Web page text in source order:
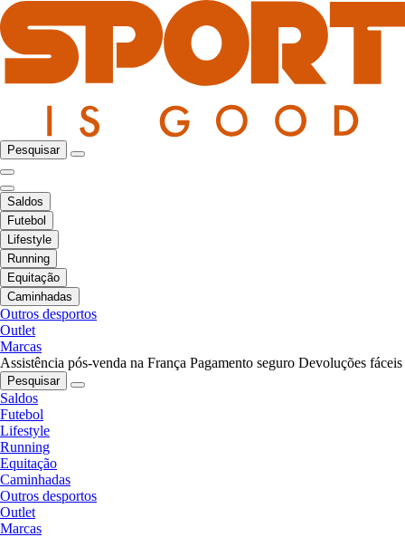
Pesquisar
Saldos
Futebol
Lifestyle
Running
Equitação
Caminhadas
Outros desportos
Outlet
Marcas
Assistência pós-venda na França Pagamento seguro Devoluções fáceis
Pesquisar
Saldos
Futebol
Lifestyle
Running
Equitação
Caminhadas
Outros desportos
Outlet
Marcas